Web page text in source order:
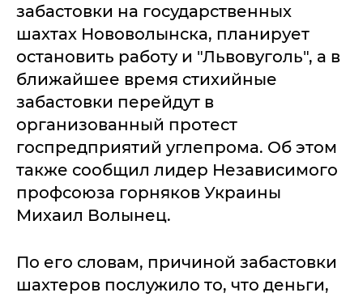
забастовки на государственных
шахтах Нововолынска, планирует
остановить работу и "Львовуголь", а в
ближайшее время стихийные
забастовки перейдут в
организованный протест
госпредприятий углепрома. Об этом
также сообщил лидер Независимого
профсоюза горняков Украины
Михаил Волынец.
По его словам, причиной забастовки
шахтеров послужило то, что деньги,